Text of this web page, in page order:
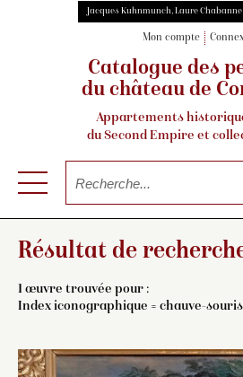
Jacques Kuhnmunch, Laure
Mon compte
Catalogue des
du château de
Appartements
du Second Empire et
Résultat de
1 œuvre trouvée pour :
Index iconographique = chauve-souris